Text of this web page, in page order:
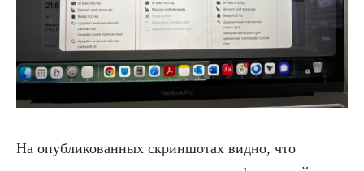
На опубликованных скриншотах видно, что